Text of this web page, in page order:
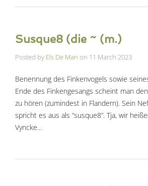
Susque8 (die ~ (m.)
Posted by Els De Man on 11 March 2023
Benennung des Finkenvogels sowie
Ende des Finkengesangs scheint man
zu hören (zumindest in Flandern). Sein
spricht es aus als “susque8”. Tja, wir
Vyncke…